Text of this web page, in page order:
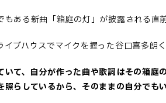
ある新曲「箱庭の灯」が披露される直前
ブハウスでマイクを握った谷口喜多朗
いて、自分が作った曲や歌詞はその箱
らしているから、そのままの自分でも